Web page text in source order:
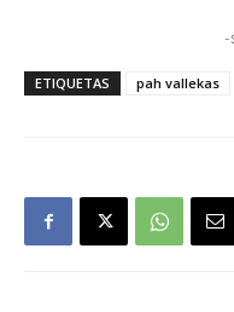
-
ETIQUETAS pah vallekas